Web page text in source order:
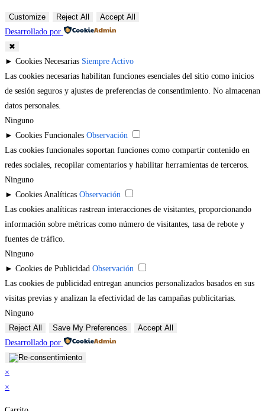
Customize Reject All
Accept All
Desarrollado por
✖
► Cookies Necesarias Siempre Activo
Las cookies necesarias habilitan funciones esenciales del sitio como inicios
de sesión seguros y ajustes de preferencias de consentimiento. No almacenan
datos personales.
Ninguno
► Cookies Funcionales Observación
Las cookies funcionales soportan funciones como compartir contenido en
redes sociales, recopilar comentarios y habilitar herramientas de terceros.
Ninguno
► Cookies Analíticas Observación
Las cookies analíticas rastrean interacciones de visitantes, proporcionando
información sobre métricas como número de visitantes, tasa de rebote y
fuentes de tráfico.
Ninguno
► Cookies de Publicidad Observación
Las cookies de publicidad entregan anuncios personalizados basados en sus
visitas previas y analizan la efectividad de las campañas publicitarias.
Ninguno
Reject All
Save My Preferences
Accept All
Desarrollado por
×
×